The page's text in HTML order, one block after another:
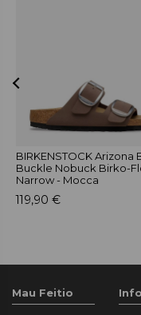
BIRKENSTOCK Arizona
Buckle Nobuck Birko-
Narrow - Mocca
119,90 €
Mau Feitio